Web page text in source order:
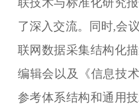
了深入交流。同时,会
联网数据采集结构化
编辑会以及《信息技
参考体系结构和通用